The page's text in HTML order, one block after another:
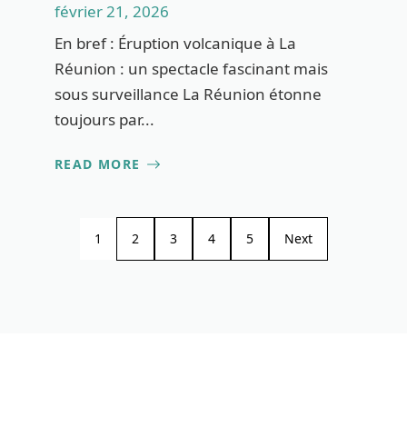
février 21, 2026
En bref : Éruption volcanique à La
Réunion : un spectacle fascinant mais
sous surveillance La Réunion étonne
toujours par...
READ MORE
1 2 3 4 5 Next